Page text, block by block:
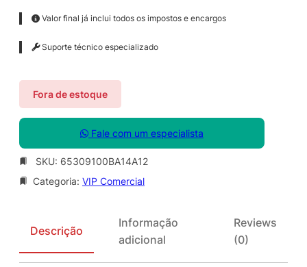
Valor final já inclui todos os impostos e encargos
Suporte técnico especializado
Fora de estoque
Fale com um especialista
SKU: 65309100BA14A12
Categoria: VIP Comercial
Descrição
Informação
adicional
Reviews
(0)